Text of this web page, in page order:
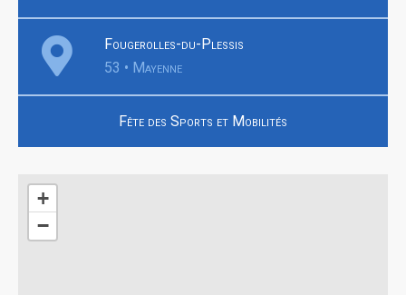
Fougerolles-du-Plessis
53 • Mayenne
Fête des Sports et Mobilités
+
−